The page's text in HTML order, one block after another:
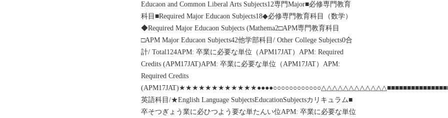
Educaon and Common Liberal Arts Subjects12専門Major■必修専門教育
科目■Required Major Educaon Subjects18◆必修専門教育科目（数学）
◆Required Major Educaon Subjects (Mathema2□APM専門教育科目
□APM Major Educaon Subjects42他学部科目/ Other College Subjects0合
計/ Total124APM: 卒業に必要な単位（APM17JAT）APM: Required
Credits (APM17JAT)APM: 卒業に必要な単位（APM17JAT）APM:
Required Credits
英語科目/★English Language SubjectsEducationSubjectsカリキュラム■‌
卒そつぎょう業に必ひつよう要な単たんい位APM: 卒業に必要な単位